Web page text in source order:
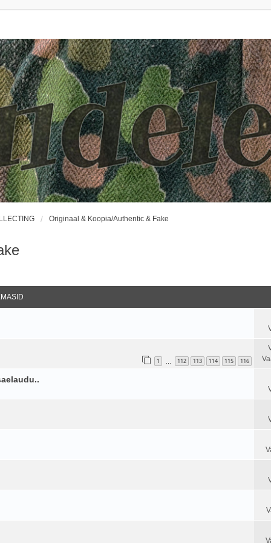
Originaal & Koopia/Authentic & Fake
1 112 113 114 115 116